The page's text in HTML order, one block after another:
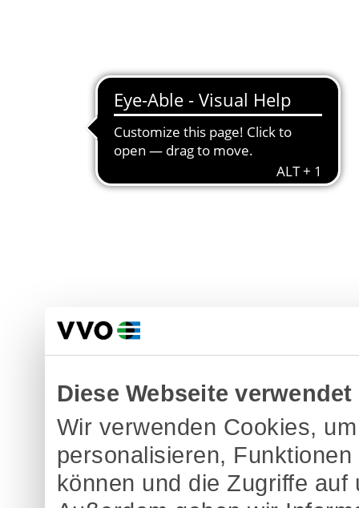
Diese Webseite
Wir verwenden Cookies,
personalisieren,
können und die Zugriffe